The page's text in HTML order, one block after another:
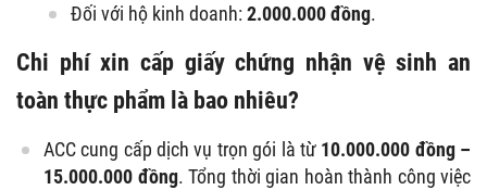
Đối với hộ kinh doanh:2.000.000 đồng.
Chi phí xin cấp giấy chứng nhận vệ sinh an
toàn thực phẩm là bao nhiêu?
ACC cung cấp dịch vụ trọn gói là từ 10.000.000 đồng –
15.000.000 đồng. Tổng thời gian hoàn thành công việc